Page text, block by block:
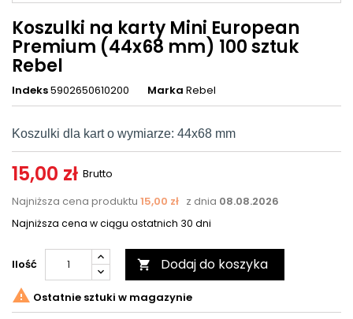
Koszulki na karty Mini European
Premium (44x68 mm) 100 sztuk
Rebel
Indeks5902650610200 Marka Rebel
Koszulki dla kart o wymiarze: 44x68 mm
15,00 zł Brutto
Najniższa cena produktu 15,00 zł z dnia 08.08.2026
Najniższa cena w ciągu ostatnich 30 dni
Ilość  Dodaj do koszyka
 Ostatnie sztuki w magazynie